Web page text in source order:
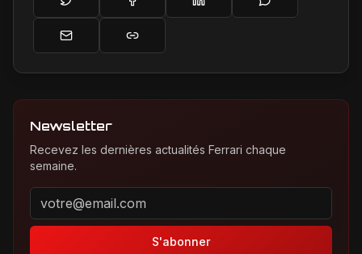
Newsletter
Recevez les dernières actualités Ferrari chaque
semaine.
Adresse email pour la newsletter
S'abonner